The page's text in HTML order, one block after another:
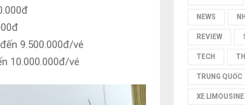
9.500.000đ/vé
10.000.000đ/vé
NEWS
REVIEW
TECH
TRUNG QUỐC
XE LIMOUSINE